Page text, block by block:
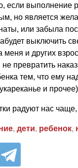
если выполнение
но является
или забыла
выключить
меня и других
не превратить
тем, что ему
и
радуют нас
, дети, ребенок,